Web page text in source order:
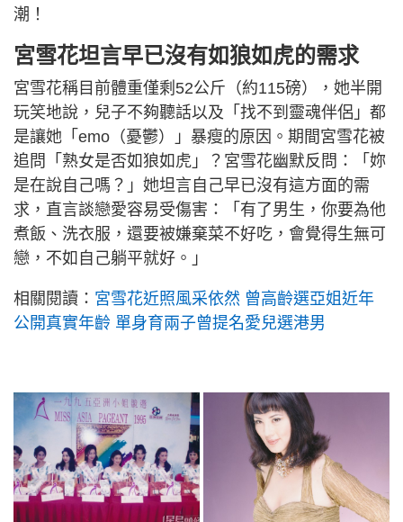
潮！
宮雪花坦言早已沒有如狼如虎的需求
宮雪花稱目前體重僅剩52公斤（約115磅），她半開
玩笑地說，兒子不夠聽話以及「找不到靈魂伴侶」都
是讓她「emo（憂鬱）」暴瘦的原因。期間宮雪花被
追問「熟女是否如狼如虎」？宮雪花幽默反問：「妳
是在說自己嗎？」她坦言自己早已沒有這方面的需
求，直言談戀愛容易受傷害：「有了男生，你要為他
煮飯、洗衣服，還要被嫌棄菜不好吃，會覺得生無可
戀，不如自己躺平就好。」
相關閱讀： 宮雪花近照風采依然 曾高齡選亞姐近年
公開真實年齡 單身育兩子曾提名愛兒選港男